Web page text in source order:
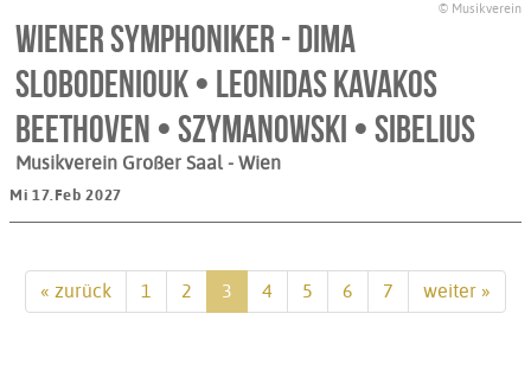
© Musikverein
Wiener Symphoniker - Dima
Slobodeniouk • Leonidas Kavakos
Beethoven • Szymanowski • Sibelius
Musikverein Großer Saal - Wien
Mi 17.Feb 2027
« zurück 1 2 3 4 5 6 7 weiter »